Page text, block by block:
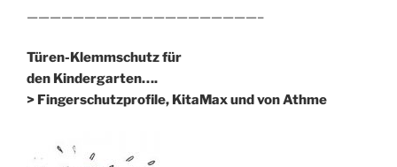
————————————————————–
Türen-Klemmschutz für
den Kindergarten….
> Fingerschutzprofile, KitaMax und von Athme